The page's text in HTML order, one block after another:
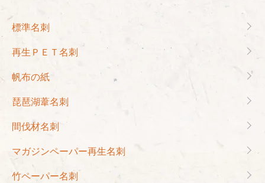
カテゴリー一覧
標準名刺
再生ＰＥＴ名刺
帆布の紙
琵琶湖葦名刺
間伐材名刺
マガジンペーパー再生名刺
竹ペーパー名刺